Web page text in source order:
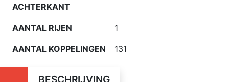
ACHTERKANT
AANTAL RIJEN 1
AANTAL KOPPELINGEN 131
BESCHRIJVING